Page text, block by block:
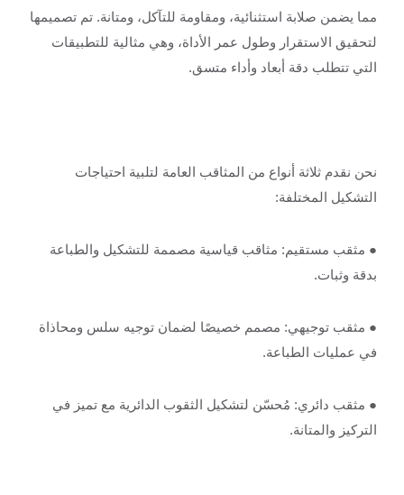
مما يضمن صلابة استثنائية، ومقاومة للتآكل، ومتانة. تم تصميمها
لتحقيق الاستقرار وطول عمر الأداة، وهي مثالية للتطبيقات
التي تتطلب دقة أبعاد وأداء متسق.
نحن نقدم ثلاثة أنواع من المثاقب العامة لتلبية احتياجات
التشكيل المختلفة:
● مثقب مستقيم: مثاقب قياسية مصممة للتشكيل والطباعة
بدقة وثبات.
● مثقب توجيهي: مصمم خصيصًا لضمان توجيه سلس ومحاذاة
في عمليات الطباعة.
● مثقب دائري: مُحسّن لتشكيل الثقوب الدائرية مع تميز في
التركيز والمتانة.